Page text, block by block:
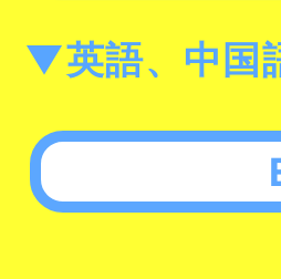
▼英語、中国